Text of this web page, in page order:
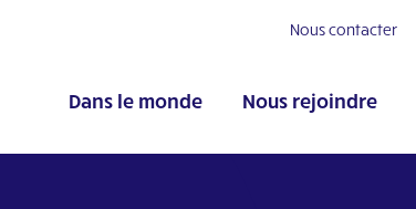
Nous contacter
Dans le monde Nous rejoindre